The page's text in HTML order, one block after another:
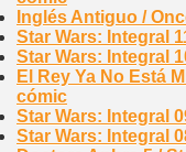
Inglés Antiguo /
Star Wars: Integral
Star Wars: Integral
El Rey Ya No Está
cómic
Star Wars: Integral
Star Wars: Integral